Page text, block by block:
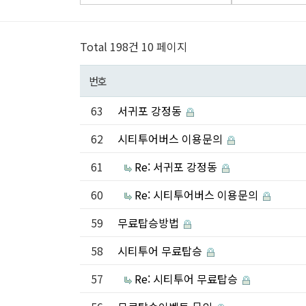
Total 198건 10 페이지
번호
63
서귀포 강정동
62
시티투어버스 이용문의
61
Re: 서귀포 강정동
60
Re: 시티투어버스 이용문의
59
무료탑승방법
58
시티투어 무료탑승
57
Re: 시티투어 무료탑승